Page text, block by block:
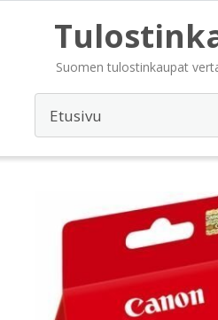
Suomen tulostinkaupat